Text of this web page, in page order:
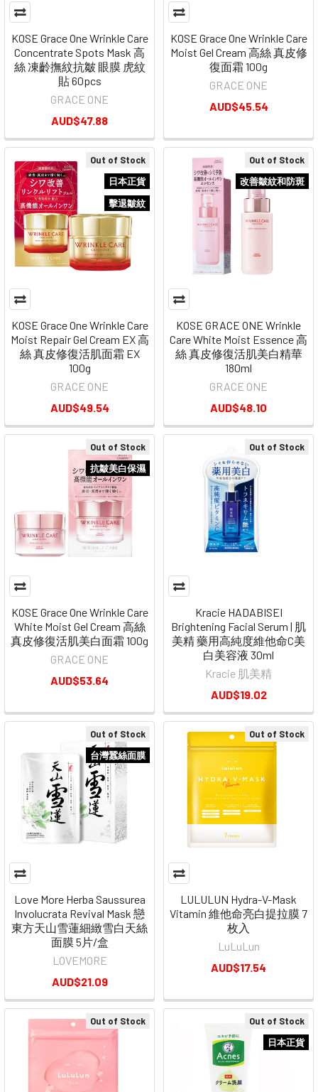
KOSE Grace One Wrinkle Care
Concentrate Spots Mask 高
絲 凍齡撫紋抗皺 眼膜 虎紋
貼 60pcs
GRACE ONE
AUD$47.88
KOSE Grace One Wrinkle Care
Moist Gel Cream 高絲 真皮修
復面霜 100g
GRACE ONE
AUD$45.54
Out of Stock
日本正貨
擊退皺紋
KOSE Grace One Wrinkle Care
Moist Repair Gel Cream EX 高
絲 真皮修復活肌面霜 EX
100g
GRACE ONE
AUD$49.54
Out of Stock
改善皺紋和防斑
KOSE GRACE ONE Wrinkle
Care White Moist Essence 高
絲 真皮修復活肌美白精華
180ml
GRACE ONE
AUD$48.10
Out of Stock
抗皺美白保濕
KOSE Grace One Wrinkle Care
White Moist Gel Cream 高絲
真皮修復活肌美白面霜 100g
GRACE ONE
AUD$53.64
Out of Stock
Kracie HADABISEI
Brightening Facial Serum | 肌
美精 藥用高純度維他命C美
白美容液 30ml
Kracie 肌美精
AUD$19.02
Out of Stock
台灣蠶絲面膜
Love More Herba Saussurea
Involucrata Revival Mask 戀
東方天山雪蓮細緻雪白天絲
面膜 5片/盒
LOVEMORE
AUD$21.09
Out of Stock
LULULUN Hydra-V-Mask
Vitamin 維他命亮白提拉膜 7
枚入
LuLuLun
AUD$17.54
Out of Stock
Out of Stock
日本正貨